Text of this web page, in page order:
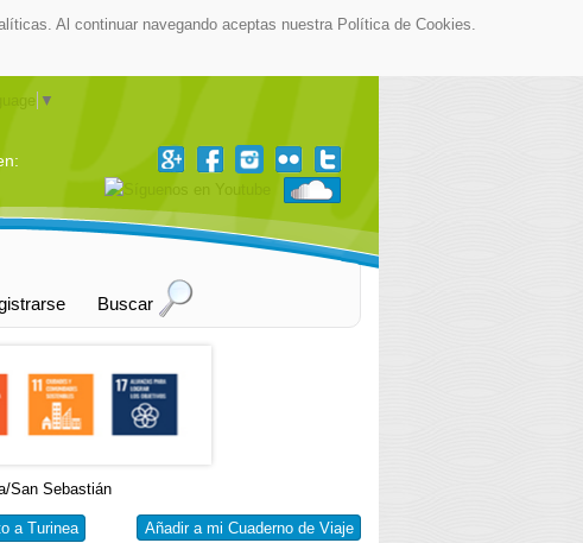
Al continuar navegando aceptas nuestra Política de Cookies.
▼
Buscar
San Sebastián
Añadir a mi Cuaderno de Viaje
a Turinea